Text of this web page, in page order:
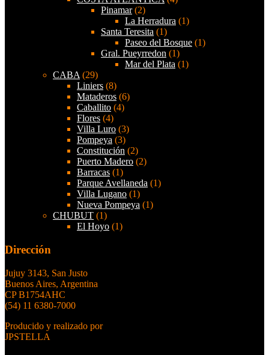
Pinamar(2)
La Herradura (1)
Santa Teresita (1)
Paseo del Bosque (1)
Gral. Pueyrredon (1)
Mar del Plata (1)
CABA (29)
Liniers (8)
Mataderos (6)
Caballito (4)
Flores (4)
Villa Luro (3)
Pompeya (3)
Constitución (2)
Puerto Madero (2)
Barracas (1)
Parque Avellaneda (1)
Villa Lugano (1)
Nueva Pompeya (1)
CHUBUT (1)
El Hoyo (1)
Dirección
Jujuy 3143, San Justo
Buenos Aires, Argentina
CP B1754AHC
(54) 11 6380-7000
Producido y realizado por
JPSTELLA